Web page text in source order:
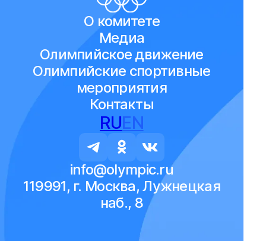
О комитете
Медиа
Олимпийское движение
Олимпийские спортивные
мероприятия
Контакты
RUEN
info@olympic.ru
119991, г. Москва, Лужнецкая
наб., 8